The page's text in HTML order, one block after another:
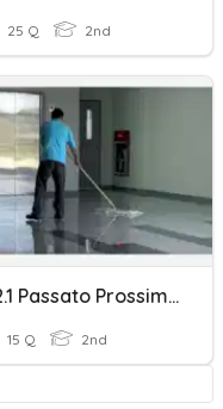
25 Q 2nd
A2.1 Passato Prossimo "essere" "avere" Participio Regolare #1.
15 Q 2nd